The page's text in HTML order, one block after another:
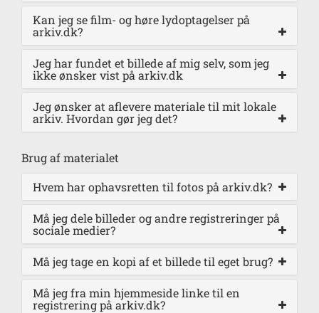
Kan jeg se film- og høre lydoptagelser på
arkiv.dk?
Jeg har fundet et billede af mig selv, som jeg
ikke ønsker vist på arkiv.dk
Jeg ønsker at aflevere materiale til mit lokale
arkiv. Hvordan gør jeg det?
Brug af materialet
Hvem har ophavsretten til fotos på arkiv.dk?
Må jeg dele billeder og andre registreringer på
sociale medier?
Må jeg tage en kopi af et billede til eget brug?
Må jeg fra min hjemmeside linke til en
registrering på arkiv.dk?